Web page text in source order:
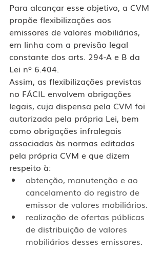
Para alcançar esse objetivo, a CVM
propõe flexibilizações aos
emissores de valores mobiliários,
em linha com a previsão legal
constante dos arts. 294-A e B da
Lei nº 6.404.
Assim, as flexibilizações previstas
no FÁCIL envolvem obrigações
legais, cuja dispensa pela CVM foi
autorizada pela própria Lei, bem
como obrigações infralegais
associadas às normas editadas
pela própria CVM e que dizem
respeito à:
obtenção, manutenção e ao
cancelamento do registro de
emissor de valores mobiliários.
realização de ofertas públicas
de distribuição de valores
mobiliários desses emissores.